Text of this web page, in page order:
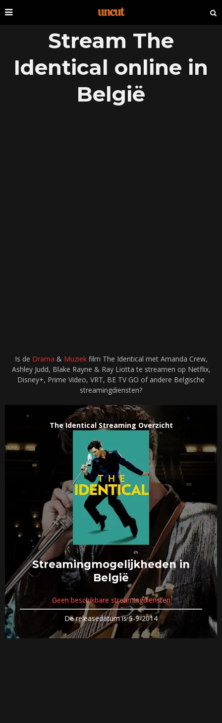
Stream The
Identical online in
België
Is de Drama & Muziekfilm The Identical met Amanda Crew,
Ashley Judd, Blake Rayne & Ray Liotta te streamen op Netflix,
Disney+, Prime Video, VRT, BE TV GO of andere Belgische
streamingdiensten?
The Identical Streaming Overzicht
Streamingmogelijkheden in
België
Geen beschikbare streamingdiensten
De releasedatum is 5-9-2014